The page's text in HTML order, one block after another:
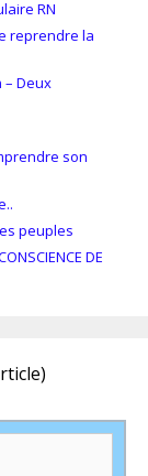
RN
reprendre la
– Deux
son
peuples
DE